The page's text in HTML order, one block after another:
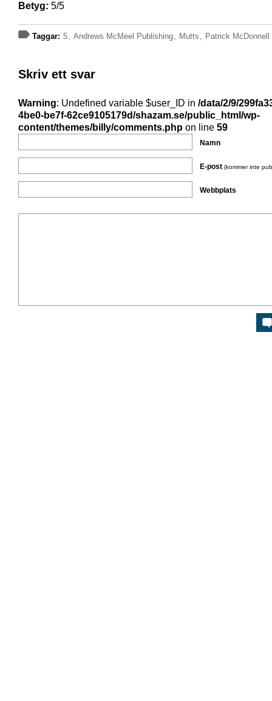
Betyg: 5/5
Taggar: 5, Andrews McMeel Publishing, Mutts , Patrick McDonnell
Skriv ett svar
Warning: Undefined variable $user_ID in /data/2/9/
4be0-be7f-62ce9105179d/shazam.se/public_html/wp-
content/themes/billy/comments.php on line 59
Namn
E-post (kommer inte
Webbplats